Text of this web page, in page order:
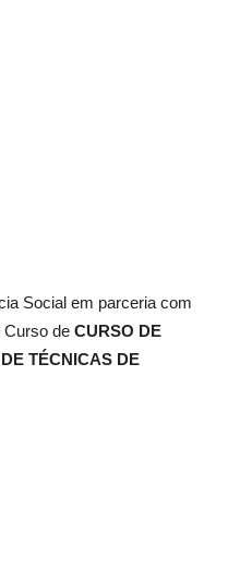
Social em parceria com
de CURSO DE
TÉCNICAS DE